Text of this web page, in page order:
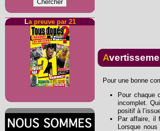
La preuve par 21
Pour une bonne
Pour chaque
incomplet.
positif à
Par affaire, il
Lorsque